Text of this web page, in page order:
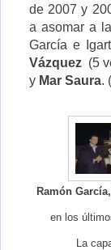
de 2007 y
a asomar a
García e
Vázquez(5
y Mar Saura.
Ramón
en los
La